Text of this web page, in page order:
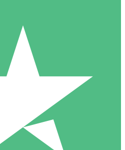
10 Descargas
20 00